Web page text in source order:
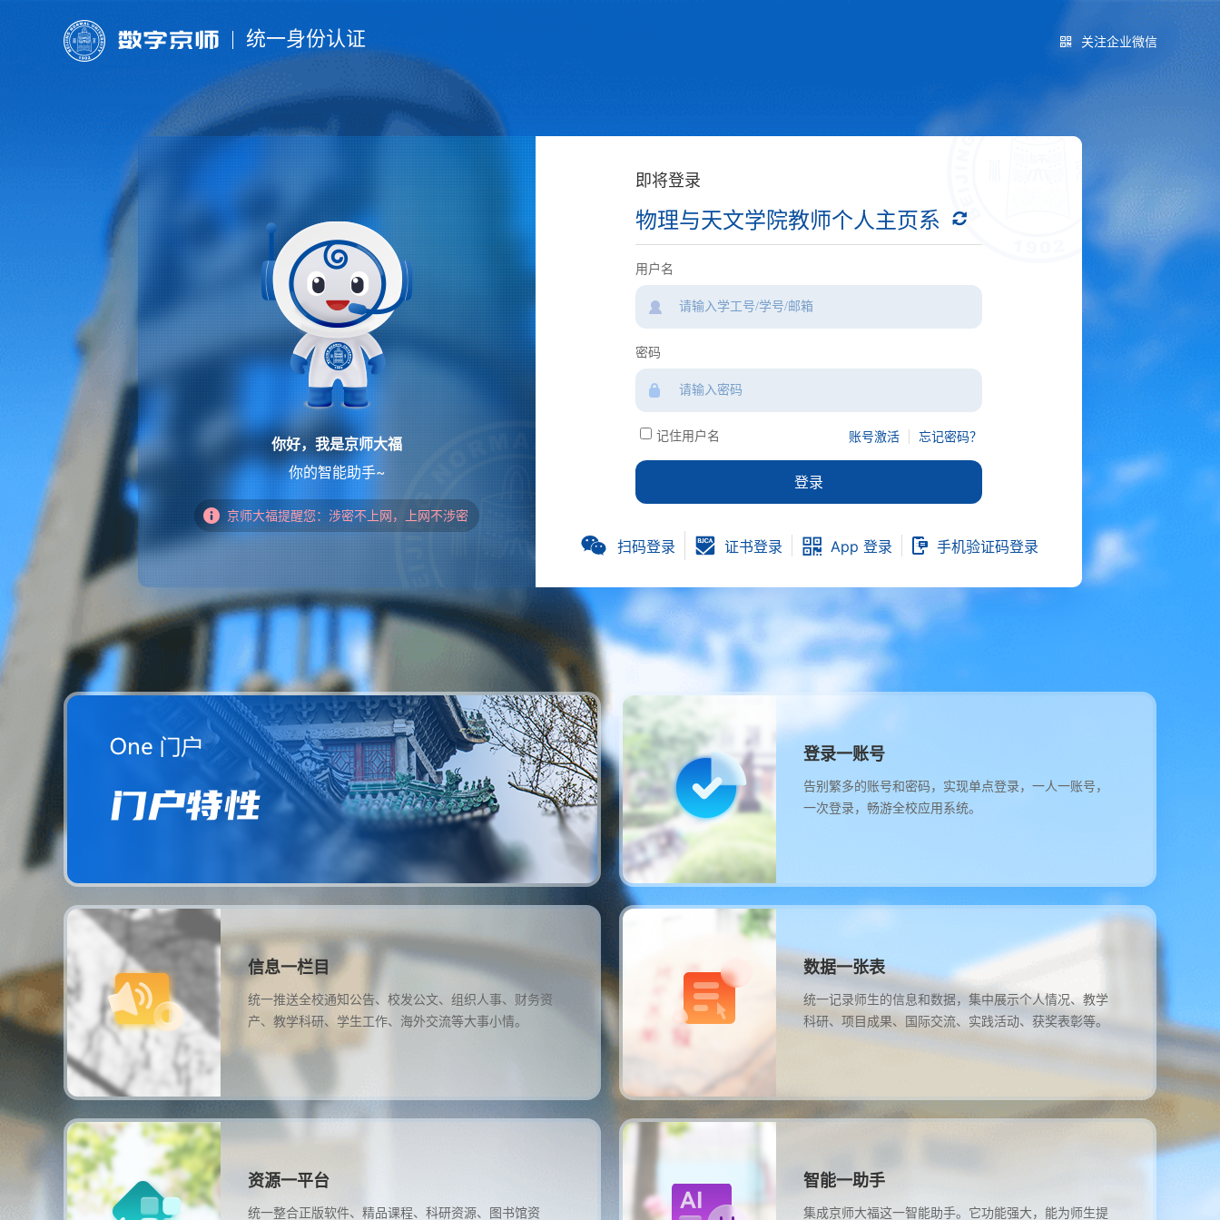
统一身份认证 关注企业微信
你好，我是京师大福
你的智能助手~
京师大福提醒您：涉密不上网，上网不涉密
即将登录
物理与天文学院教师个人主页系
用户名
密码
记住用户名 账号激活 忘记密码？
登录
扫码登录 证书登录 App 登录 手机验证码登录
登录一账号
告别繁多的账号和密码，实现单点登录，一人一账号，
一次登录，畅游全校应用系统。
信息一栏目
统一推送全校通知公告、校发公文、组织人事、财务资
产、教学科研、学生工作、海外交流等大事小情。
数据一张表
统一记录师生的信息和数据，集中展示个人情况、教学
科研、项目成果、国际交流、实践活动、获奖表彰等。
资源一平台
统一整合正版软件、精品课程、科研资源、图书馆资
智能一助手
集成京师大福这一智能助手。它功能强大，能为师生提